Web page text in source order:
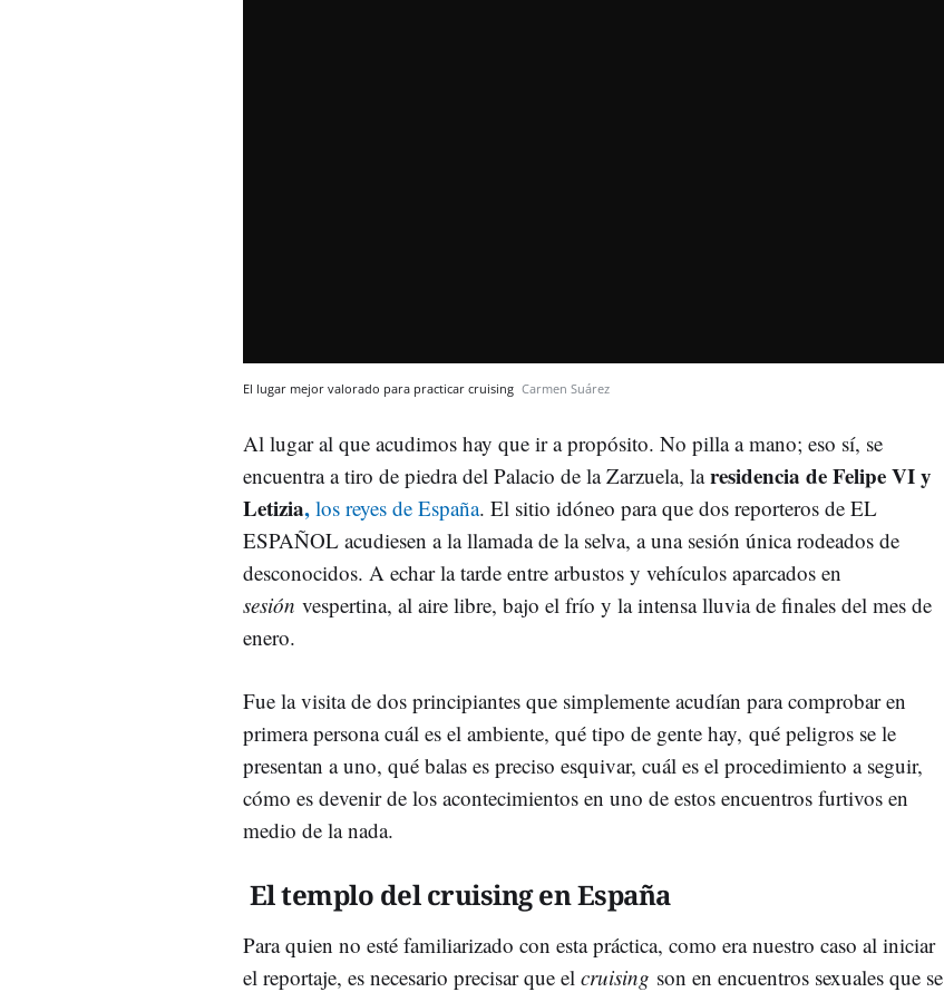
El lugar mejor valorado para practicar cruising Carmen Suárez
Al lugar al que acudimos hay que ir a propósito. No pilla a mano; eso sí, se
encuentra a tiro de piedra del Palacio de la Zarzuela, laresidencia de Felipe VI y
Letizia, los reyes de España. El sitio idóneo para que dos reporteros de EL
ESPAÑOL acudiesen a la llamada de la selva, a una sesión única rodeados de
desconocidos. A echar la tarde entre arbustos y vehículos aparcados en
sesión vespertina, al aire libre, bajo el frío y la intensa lluvia de finales del mes de
enero.
Fue la visita de dos principiantes que simplemente acudían para comprobar en
primera persona cuál es el ambiente, qué tipo de gente hay, qué peligros se le
presentan a uno, qué balas es preciso esquivar, cuál es el procedimiento a seguir,
cómo es devenir de los acontecimientos en uno de estos encuentros furtivos en
medio de la nada.
El templo del cruising en España
Para quien no esté familiarizado con esta práctica, como era nuestro caso al iniciar
el reportaje, es necesario precisar que el cruising son en encuentros sexuales que se